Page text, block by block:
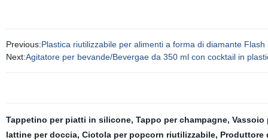
Previous:Plastica riutilizzabile per alimenti a forma di diamante
Next:Agitatore per bevande/Bevergae da 350 ml con cocktail in
Tappetino per piatti in silicone, Tappo per champagne, Vassoio
lattine per doccia, Ciotola per popcorn riutilizzabile, Produttore